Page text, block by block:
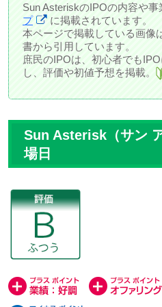
Sun AsteriskのIPOの内容や事
プ
に掲載されています。
本ページで掲載している画像
書から引用しています。
庶民のIPOは、初心者でも
し、評価や初値予想を掲載。
Sun Asterisk（サン
場日